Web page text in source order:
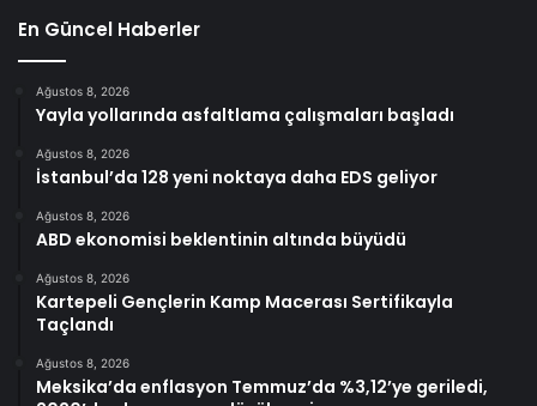
En Güncel Haberler
Ağustos 8, 2026
Yayla yollarında asfaltlama çalışmaları başladı
Ağustos 8, 2026
İstanbul’da 128 yeni noktaya daha EDS geliyor
Ağustos 8, 2026
ABD ekonomisi beklentinin altında büyüdü
Ağustos 8, 2026
Kartepeli Gençlerin Kamp Macerası Sertifikayla
Taçlandı
Ağustos 8, 2026
Meksika’da enflasyon Temmuz’da %3,12’ye geriledi,